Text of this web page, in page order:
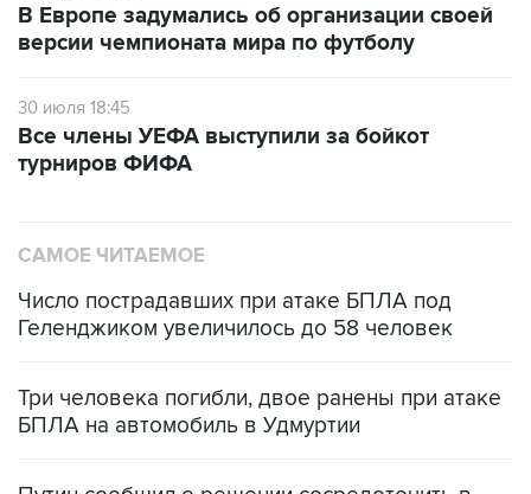
В Европе задумались об организации своей
версии чемпионата мира по футболу
30 июля 18:45
Все члены УЕФА выступили за бойкот
турниров ФИФА
САМОЕ ЧИТАЕМОЕ
Число пострадавших при атаке БПЛА под
Геленджиком увеличилось до 58 человек
Три человека погибли, двое ранены при атаке
БПЛА на автомобиль в Удмуртии